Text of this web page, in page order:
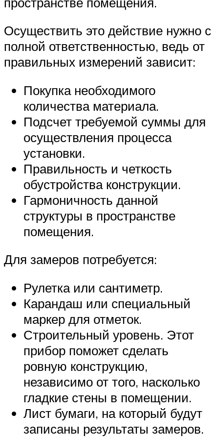
Осуществить это действие нужно с
полной ответственностью, ведь от
правильных измерений зависит:
Покупка необходимого
количества материала.
Подсчет требуемой суммы для
осуществления процесса
установки.
Правильность и четкость
обустройства конструкции.
Гармоничность данной
структуры в пространстве
помещения.
Для замеров потребуется:
Рулетка или сантиметр.
Карандаш или специальный
маркер для отметок.
Строительный уровень. Этот
прибор поможет сделать
ровную конструкцию,
независимо от того, насколько
гладкие стены в помещении.
Лист бумаги, на который будут
записаны результаты замеров.